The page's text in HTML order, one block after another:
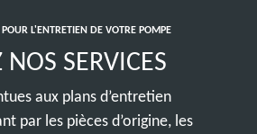
L'ENTRETIEN DE VOTRE POMPE
SERVICES
aux plans d’entretien
par les pièces d’origine, les